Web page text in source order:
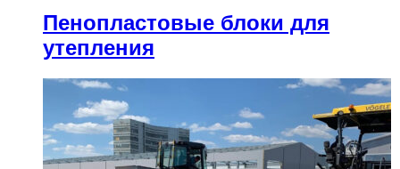
Пенопластовые блоки для
утепления